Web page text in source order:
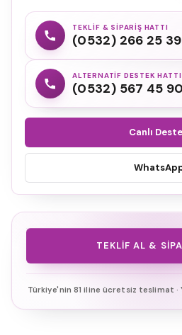
TEKLIF & SIPARIŞ HATTI
(0532) 266 25 39
ALTERNATIF DESTEK HATTI
(0532) 567 45 90
Canlı
TEKLIF AL &
Türkiye'nin 81 iline ücretsiz teslimat ·